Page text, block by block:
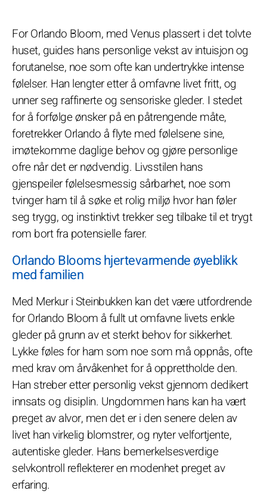
For Orlando Bloom, med Venus plassert i det tolvte
huset, guides hans personlige vekst av intuisjon og
forutanelse, noe som ofte kan undertrykke intense
følelser. Han lengter etter å omfavne livet fritt, og
unner seg raffinerte og sensoriske gleder. I stedet
for å forfølge ønsker på en påtrengende måte,
foretrekker Orlando å flyte med følelsene sine,
imøtekomme daglige behov og gjøre personlige
ofre når det er nødvendig. Livsstilen hans
gjenspeiler følelsesmessig sårbarhet, noe som
tvinger ham til å søke et rolig miljø hvor han føler
seg trygg, og instinktivt trekker seg tilbake til et trygt
rom bort fra potensielle farer.
Orlando Blooms hjertevarmende øyeblikk
med familien
Med Merkur i Steinbukken kan det være utfordrende
for Orlando Bloom å fullt ut omfavne livets enkle
gleder på grunn av et sterkt behov for sikkerhet.
Lykke føles for ham som noe som må oppnås, ofte
med krav om årvåkenhet for å opprettholde den.
Han streber etter personlig vekst gjennom dedikert
innsats og disiplin. Ungdommen hans kan ha vært
preget av alvor, men det er i den senere delen av
livet han virkelig blomstrer, og nyter velfortjente,
autentiske gleder. Hans bemerkelsesverdige
selvkontroll reflekterer en modenhet preget av
erfaring.